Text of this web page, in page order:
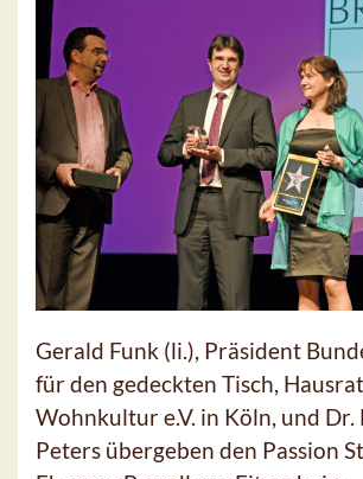
Gerald Funk (li.), Präsident
für den gedeckten Tisch,
Wohnkultur e.V. in Köln, und Dr.
Peters übergeben den Passion